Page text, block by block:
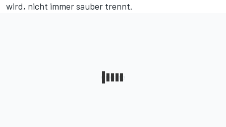
wird, nicht immer sauber trennt.